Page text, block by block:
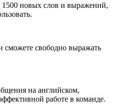
1500 новых слов и выражений,
сможете свободно выражать
на английском,
работе в команде.